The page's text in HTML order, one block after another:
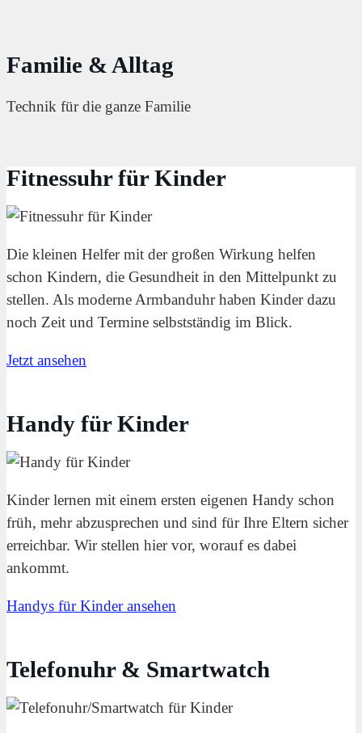
Familie & Alltag
Technik für die ganze Familie
Fitnessuhr für Kinder
Die kleinen Helfer mit der großen Wirkung helfen
schon Kindern, die Gesundheit in den Mittelpunkt zu
stellen. Als moderne Armbanduhr haben Kinder dazu
noch Zeit und Termine selbstständig im Blick.
Jetzt ansehen
Handy für Kinder
Kinder lernen mit einem ersten eigenen Handy schon
früh, mehr abzusprechen und sind für Ihre Eltern sicher
erreichbar. Wir stellen hier vor, worauf es dabei
ankommt.
Handys für Kinder ansehen
Telefonuhr & Smartwatch